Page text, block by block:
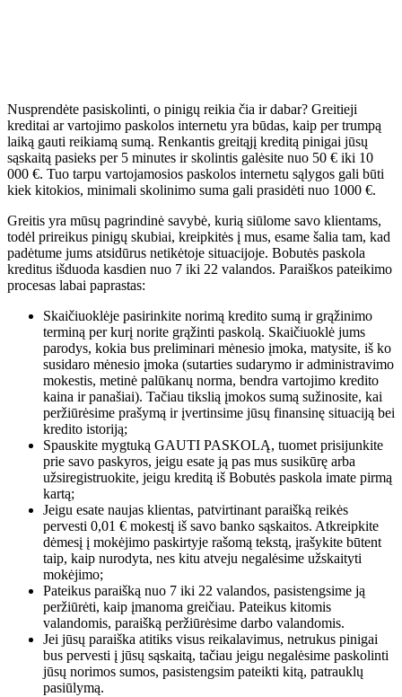
Nusprendėte pasiskolinti, o pinigų reikia čia ir dabar? Greitieji
kreditai ar vartojimo paskolos internetu yra būdas, kaip per trumpą
laiką gauti reikiamą sumą. Renkantis greitąjį kreditą pinigai jūsų
sąskaitą pasieks per 5 minutes ir skolintis galėsite nuo 50 € iki 10
000 €. Tuo tarpu vartojamosios paskolos internetu sąlygos gali būti
kiek kitokios, minimali skolinimo suma gali prasidėti nuo 1000 €.
Greitis yra mūsų pagrindinė savybė, kurią siūlome savo klientams,
todėl prireikus pinigų skubiai, kreipkitės į mus, esame šalia tam, kad
padėtume jums atsidūrus netikėtoje situacijoje. Bobutės paskola
kreditus išduoda kasdien nuo 7 iki 22 valandos. Paraiškos pateikimo
procesas labai paprastas:
Skaičiuoklėje pasirinkite norimą kredito sumą ir grąžinimo
terminą per kurį norite grąžinti paskolą. Skaičiuoklė jums
parodys, kokia bus preliminari mėnesio įmoka, matysite, iš ko
susidaro mėnesio įmoka (sutarties sudarymo ir administravimo
mokestis, metinė palūkanų norma, bendra vartojimo kredito
kaina ir panašiai). Tačiau tikslią įmokos sumą sužinosite, kai
peržiūrėsime prašymą ir įvertinsime jūsų finansinę situaciją bei
kredito istoriją;
Spauskite mygtuką GAUTI PASKOLĄ, tuomet prisijunkite
prie savo paskyros, jeigu esate ją pas mus susikūrę arba
užsiregistruokite, jeigu kreditą iš Bobutės paskola imate pirmą
kartą;
Jeigu esate naujas klientas, patvirtinant paraišką reikės
pervesti 0,01 € mokestį iš savo banko sąskaitos. Atkreipkite
dėmesį į mokėjimo paskirtyje rašomą tekstą, įrašykite būtent
taip, kaip nurodyta, nes kitu atveju negalėsime užskaityti
mokėjimo;
Pateikus paraišką nuo 7 iki 22 valandos, pasistengsime ją
peržiūrėti, kaip įmanoma greičiau. Pateikus kitomis
valandomis, paraišką peržiūrėsime darbo valandomis.
Jei jūsų paraiška atitiks visus reikalavimus, netrukus pinigai
bus pervesti į jūsų sąskaitą, tačiau jeigu negalėsime paskolinti
jūsų norimos sumos, pasistengsim pateikti kitą, patrauklų
pasiūlymą.